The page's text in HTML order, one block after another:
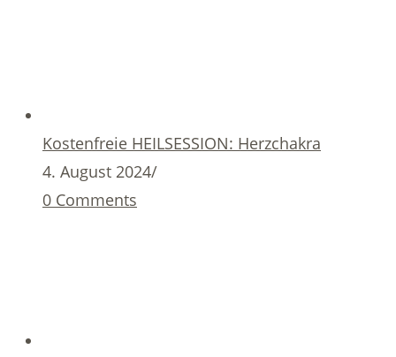
Kostenfreie HEILSESSION: Herzchakra
4. August 2024/
0 Comments